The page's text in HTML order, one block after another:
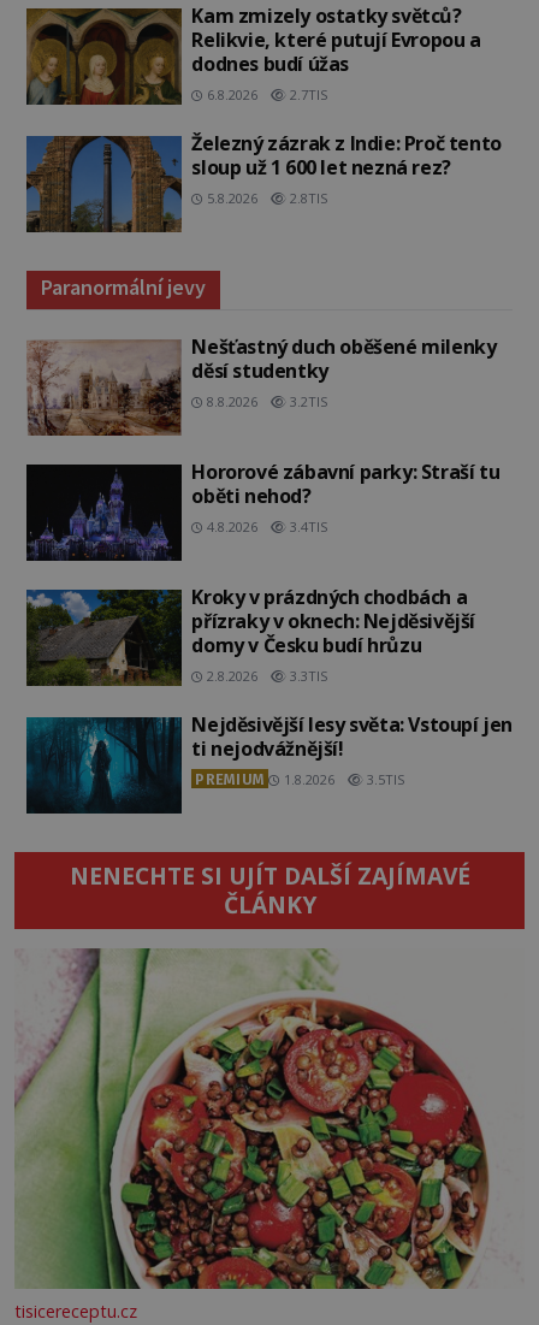
Kam zmizely ostatky světců?
Relikvie, které putují Evropou a
dodnes budí úžas
6.8.2026 2.7TIS
Železný zázrak z Indie: Proč tento
sloup už 1 600 let nezná rez?
5.8.2026 2.8TIS
Paranormální jevy
Nešťastný duch oběšené milenky
děsí studentky
8.8.2026 3.2TIS
Hororové zábavní parky: Straší tu
oběti nehod?
4.8.2026 3.4TIS
Kroky v prázdných chodbách a
přízraky v oknech: Nejděsivější
domy v Česku budí hrůzu
2.8.2026 3.3TIS
Nejděsivější lesy světa: Vstoupí jen
ti nejodvážnější!
PREMIUM 1.8.2026 3.5TIS
NENECHTE SI UJÍT DALŠÍ ZAJÍMAVÉ
ČLÁNKY
tisicereceptu.cz